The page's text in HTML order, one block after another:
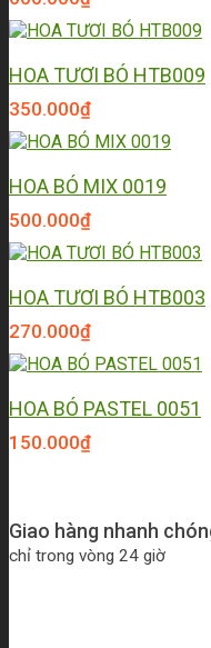
HOA TƯƠI BÓ HTB009
350.000₫
HOA BÓ MIX 0019
500.000₫
HOA TƯƠI BÓ HTB003
270.000₫
HOA BÓ PASTEL 0051
150.000₫
Giao hàng nhanh
chỉ trong vòng 24 giờ